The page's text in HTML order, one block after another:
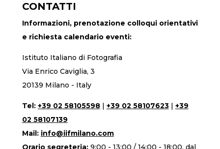
CONTATTI
Informazioni, prenotazione colloqui orientativi
e richiesta calendario eventi:
Istituto Italiano di Fotografia
Via Enrico Caviglia, 3
20139 Milano - Italy
Tel: +39 02 58105598| +39 02 58107623| +39
02 58107139
Mail: info@iifmilano.com
Orario segreteria: 9:00 - 13:00 / 14:00 - 18:00, dal